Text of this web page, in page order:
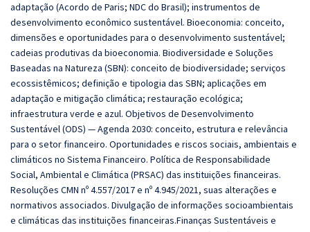
adaptação (Acordo de Paris; NDC do Brasil); instrumentos de
desenvolvimento econômico sustentável. Bioeconomia: conceito,
dimensões e oportunidades para o desenvolvimento sustentável;
cadeias produtivas da bioeconomia. Biodiversidade e Soluções
Baseadas na Natureza (SBN): conceito de biodiversidade; serviços
ecossistêmicos; definição e tipologia das SBN; aplicações em
adaptação e mitigação climática; restauração ecológica;
infraestrutura verde e azul. Objetivos de Desenvolvimento
Sustentável (ODS) — Agenda 2030: conceito, estrutura e relevância
para o setor financeiro. Oportunidades e riscos sociais, ambientais e
climáticos no Sistema Financeiro. Política de Responsabilidade
Social, Ambiental e Climática (PRSAC) das instituições financeiras.
Resoluções CMN nº 4.557/2017 e nº 4.945/2021, suas alterações e
normativos associados. Divulgação de informações socioambientais
e climáticas das instituições financeiras.Finanças Sustentáveis e